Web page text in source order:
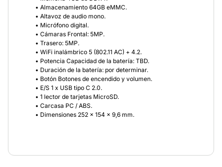
• Almacenamiento 64GB eMMC.
• Altavoz de audio mono.
• Micrófono digital.
• Cámaras Frontal: 5MP.
• Trasero: 5MP.
• WiFi inalámbrico 5 (802.11 AC) + 4.2.
• Potencia Capacidad de la batería: TBD.
• Duración de la batería: por determinar.
• Botón Botones de encendido y volumen.
• E/S 1 x USB tipo C 2.0.
• 1 lector de tarjetas MicroSD.
• Carcasa PC / ABS.
• Dimensiones 252 x 154 x 9,6 mm.